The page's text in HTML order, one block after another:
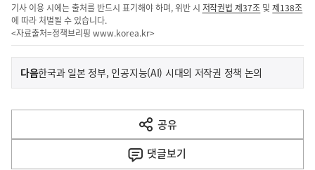
기사 이용 시에는 출처를 반드시 표기해야 하며, 위반 시 저작권법 제37조 및제138조
에 따라 처벌될 수 있습니다.
<자료출처=정책브리핑 www.korea.kr>
이
전
다
음
다음기
한국과 일본 정부, 인공지능(AI) 시대의 저작권 정책 논의
공유
열
기
댓글보기